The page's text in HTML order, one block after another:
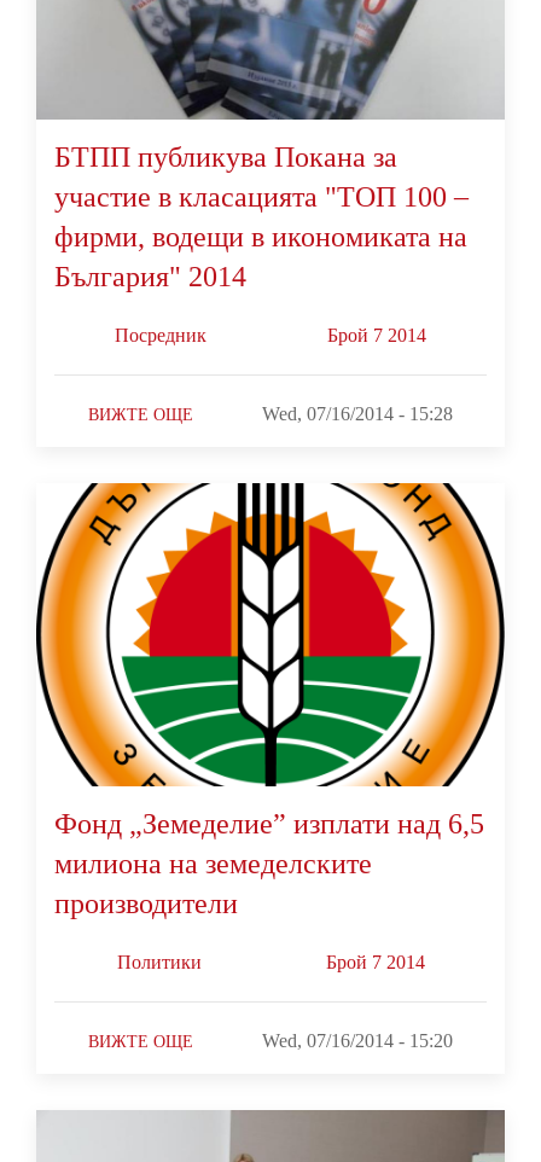
БТПП публикува Покана за
участие в класацията "ТОП 100 –
фирми, водещи в икономиката на
България" 2014
Посредник Брой 7 2014
ВИЖТЕ ОЩЕ Wed, 07/16/2014 - 15:28
Фонд „Земеделие” изплати над 6,5
милиона на земеделските
производители
Политики Брой 7 2014
ВИЖТЕ ОЩЕ Wed, 07/16/2014 - 15:20